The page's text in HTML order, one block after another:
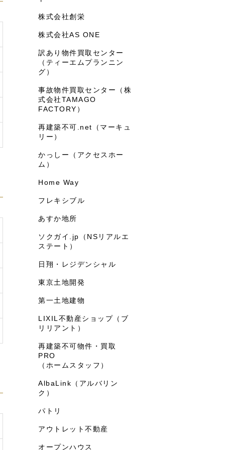
株式会社創栄
株式会社AS ONE
訳あり物件買取センター
（ティーエムプランニン
グ）
事故物件買取センター（株
式会社TAMAGO
FACTORY）
再建築不可.net（マーキュ
リー）
かっしー（アクセスホー
ム）
Home Way
フレキシブル
あすか地所
ソクガイ.jp（NSリアルエ
ステート）
日翔・レジデンシャル
東京土地開発
第一土地建物
LIXIL不動産ショップ（ブ
リリアント）
再建築不可物件・買取
PRO
（ホームスタッフ）
AlbaLink（アルバリン
ク）
パトリ
アウトレット不動産
オープンハウス